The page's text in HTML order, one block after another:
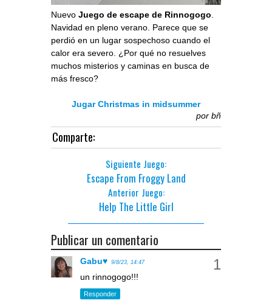
Nuevo Juego de escape de Rinnogogo
Navidad en pleno verano. Parece que se
perdió en un lugar sospechoso cuando el
calor era severo. ¿Por qué no resuelves
muchos misterios y caminas en busca de
más fresco?
Jugar Christmas in midsummer
por bñ
Comparte:
Siguiente Juego:
Escape From Froggy Land
Anterior Juego:
Help The Little Girl
Publicar un comentario
Gabu♥ 9/8/23, 14:47
un rinnogogo!!!
Responder